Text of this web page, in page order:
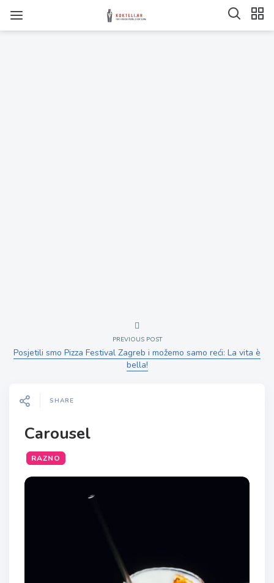
PREVIOUS POST
Posjetili smo Pizza Festival Zagreb i možemo samo reći: La vita è
bella!
SHARE
Carousel
RAZNO